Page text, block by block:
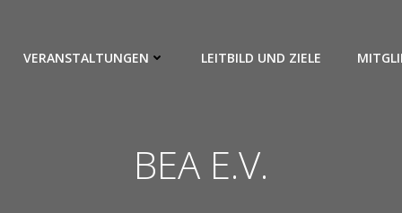
VERANSTALTUNGEN LEITBILD UND ZIELE
BEA E.V.